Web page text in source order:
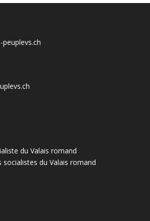
du Valais romand
du Valais romand